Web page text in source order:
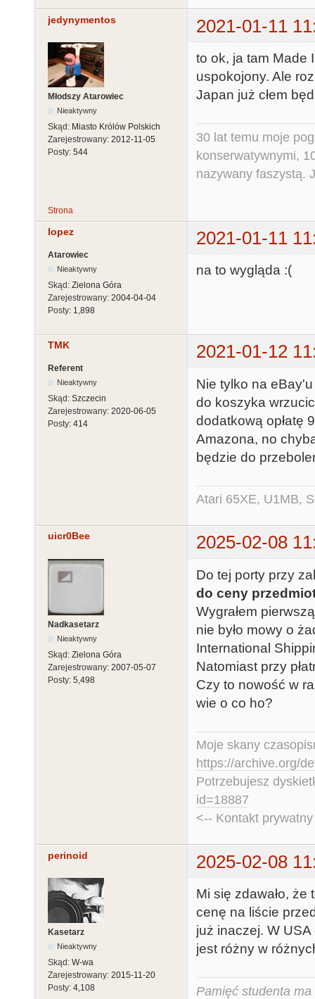
jedynymentos 2021-01-11
Młodszy Atarowiec
Nieaktywny
Skąd: Miasto Królów Polskich
Zarejestrowany: 2012-11-05
Posty: 544
to ok, ja tam Made
uspokojony. Ale
Japan już cłem
30 lat temu moje
konserwatywnymi,
nazywany faszystą.
Strona
lopez 2021-01-11
Atarowiec
Nieaktywny
Skąd: Zielona Góra
Zarejestrowany: 2004-04-04
Posty: 1,898
na to wygląda :(
TMK 2021-01-12
Referent
Nieaktywny
Skąd: Szczecin
Zarejestrowany: 2020-06-05
Posty: 414
Nie tylko na
do koszyka
dodatkową opłatę
Amazona, no
będzie do
Atari 65XE, U1MB,
uicr0Bee 2025-02-08
Nadkasetarz
Nieaktywny
Skąd: Zielona Góra
Zarejestrowany: 2007-05-07
Posty: 5,498
Do tej porty przy
do ceny
Wygrałem
nie było mowy o
International
Natomiast przy
Czy to nowość w
wie o co ho?
Moje skany
https://archive.org/
Potrzebujesz
id=18887
<-- Kontakt
perinoid 2025-02-08
Kasetarz
Nieaktywny
Skąd: W-wa
Zarejestrowany: 2015-11-20
Posty: 4,108
Mi się zdawało,
cenę na liście
już inaczej. W
jest różny w
Pamięć studenta